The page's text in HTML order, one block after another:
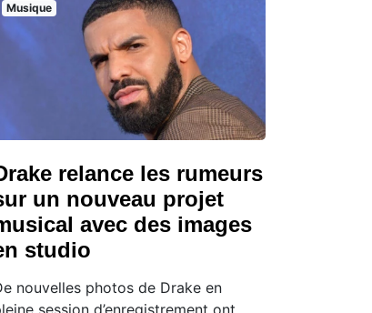
Musique
relance les rumeurs
un nouveau projet
avec des images
studio
nouvelles photos de Drake en
session d’enregistrement ont